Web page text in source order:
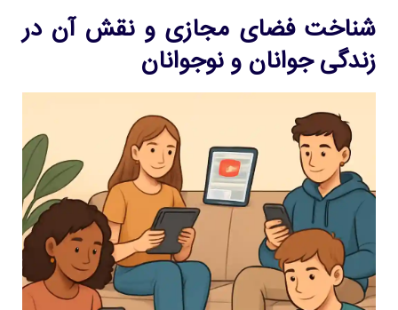
شناخت فضای مجازی و نقش آن در
زندگی جوانان و نوجوانان